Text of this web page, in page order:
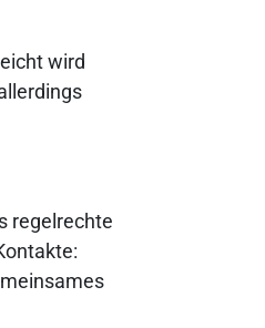
wird
regelrechte